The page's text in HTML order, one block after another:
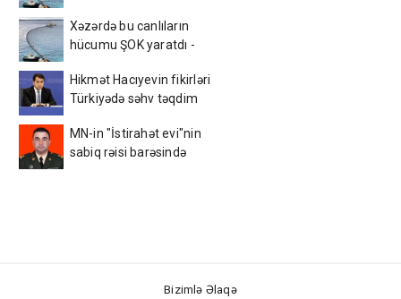
yaratdı / FOTO
Xəzərdə bu canlıların
hücumu ŞOK yaratdı -
Hikmət Hacıyevin fikirləri
Türkiyədə səhv təqdim
MN-in "İstirahət evi"nin
sabiq rəisi barəsində
Bizimlə Əlaqə